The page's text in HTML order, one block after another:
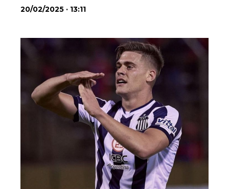
20/02/2025 · 13:11